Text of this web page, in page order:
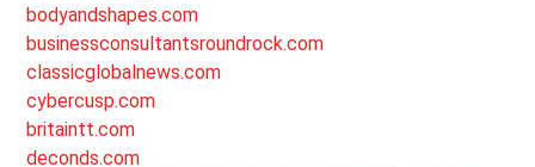
bodyandshapes.com
businessconsultantsroundrock.com
classicglobalnews.com
cybercusp.com
britaintt.com
deconds.com